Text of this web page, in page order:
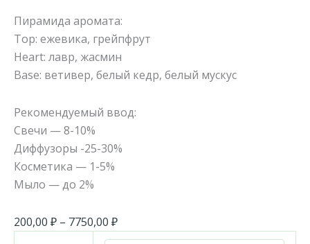
Пирамида аромата:
Тор: ежевика, грейпфрут
Heart: лавр, жасмин
Base: ветивер, белый кедр, белый мускус
Рекомендуемый ввод:
Свечи — 8-10%
Диффузоры -25-30%
Косметика — 1-5%
Мыло — до 2%
200,00 ₽ – 7750,00 ₽